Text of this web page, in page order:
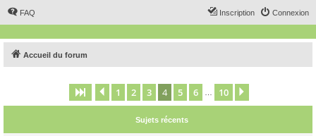
FAQ Connexion
Inscription
Accueil du forum
Page sur10
Précédent
1 2 3 4 5 6 10
Sujets récents